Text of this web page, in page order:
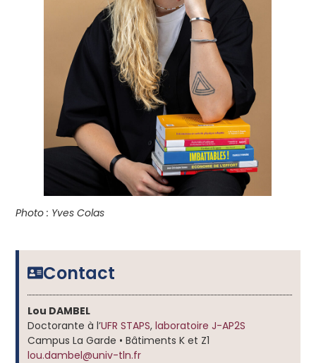
Photo : Yves Colas
Contact
Lou DAMBEL
Doctorante à l’UFR STAPS,laboratoire J-AP2S
Campus La Garde • Bâtiments K et Z1
lou.dambel@univ-tln.fr